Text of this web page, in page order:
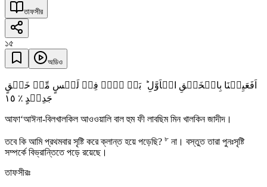
তাফসীর
১৫
অডিও
اَفَعَیِیۡنَا بِالۡخَلۡقِ الۡاَوَّلِ ؕ بَلۡ ہُمۡ فِیۡ لَبۡسٍ مِّنۡ خَلۡقٍ
جَدِیۡدٍ ٪ ١٥
আফা‘আঈনা-বিলখালকিল আওওয়ালি বাল হুম ফী লাবছিম মিন খালকিন জাদীদ।
তবে কি আমি প্রথমবার সৃষ্টি করে ক্লান্ত হয়ে পড়েছি? ৮ না। বস্তুত তারা পুনঃসৃষ্টি
সম্পর্কে বিভ্রান্তিতে পড়ে রয়েছে।
তাফসীরঃ